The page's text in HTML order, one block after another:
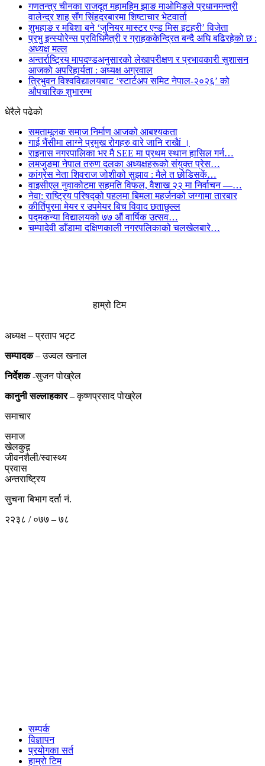
गणतन्त्र चीनका राजदूत महामहिम झाङ माओमिङले प्रधानमन्त्री
वालेन्द्र शाह सँग सिंहदरबारमा शिष्टाचार भेटवार्ता
शुभहाङ र मबिशा बने ‘जुनियर मास्टर एन्ड मिस इटहरी’ विजेता
प्रभु इन्स्योरेन्स प्रविधिमैत्री र ग्राहककेन्द्रित बन्दै अघि बढिरहेको छ :
अध्यक्ष मल्ल
अन्तर्राष्ट्रिय मापदण्डअनुसारको लेखापरीक्षण र प्रभावकारी सुशासन
आजको अपरिहार्यता : अध्यक्ष अग्रवाल
त्रिभुवन विश्वविद्यालयबाट ‘स्टार्टअप समिट नेपाल-२०२६’ को
औपचारिक शुभारम्भ
धेरैले पढेको
समतामूलक समाज निर्माण आजको आबश्यकता
गाई भैंसीमा लाग्ने प्रमुख रोगहरु वारे जानि राखैां ।
राइनास नगरपालिका भर मै SEE मा प्रथम स्थान हासिल गर्न…
लमजुङमा नेपाल तरुण दलका अध्यक्षहरूको संयुक्त प्रेस…
कांग्रेस नेता शिवराज जोशीको सुझाव : मैले त छोडिसकें…
वाइसीएल नुवाकोटमा सहमति विफल, वैशाख २२ मा निर्वाचन —…
नेवा: राष्ट्रिय परिषद्को पहलमा बिमला महर्जनको जग्गामा तारबार
कीर्तिपुरमा मेयर र उपमेयर बिच विवाद छताछुल्ल
पद्मकन्या विद्यालयको ७७ औं ‌‌वार्षिक ‌उत्सव…
चम्पादेवी डाँडामा दक्षिणकाली नगरपलिकाको चलखेलबारे…
हाम्रो टिम
अध्यक्ष – प्रताप भट्ट
सम्पादक– उज्वल खनाल
निर्देशक-सुजन पोख्रेल
कानुनी सल्लाहकार– कृष्णप्रसाद पोख्रेल
समाचार
समाज
खेलकुद़़
जीवनशैली/स्वास्थ्य
प्रवास
अन्तराष्ट्रिय
सुचना बिभाग दर्ता नं.
२२३८ / ०७७ – ७८
सम्पर्क
विज्ञापन
प्रयोगका सर्त
हाम्रो टिम